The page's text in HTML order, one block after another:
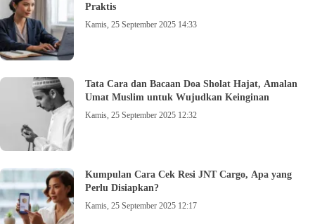
Praktis
Kamis, 25 September 2025 14:33
Tata Cara dan Bacaan Doa Sholat Hajat, Amalan
Umat Muslim untuk Wujudkan Keinginan
Kamis, 25 September 2025 12:32
Kumpulan Cara Cek Resi JNT Cargo, Apa yang
Perlu Disiapkan?
Kamis, 25 September 2025 12:17